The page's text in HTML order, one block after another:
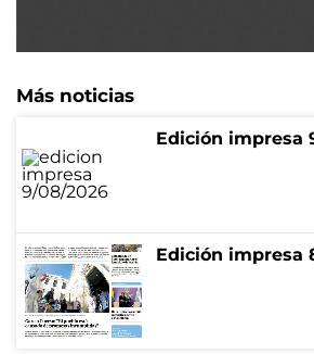
Más noticias
Edición impresa
Edición impresa